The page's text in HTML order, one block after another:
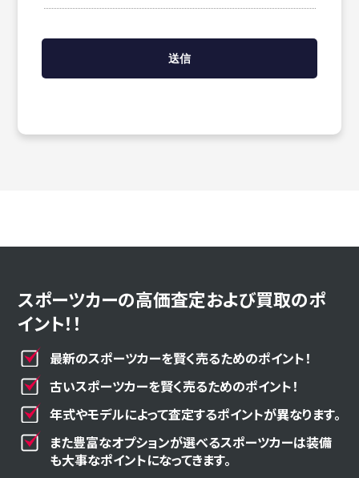
スポーツカーの高価査定および買取のポ
イント！！
最新のスポーツカーを賢く売るためのポイント！
古いスポーツカーを賢く売るためのポイント！
年式やモデルによって査定するポイントが異なります。
また豊富なオプションが選べるスポーツカーは装備
も大事なポイントになってきます。